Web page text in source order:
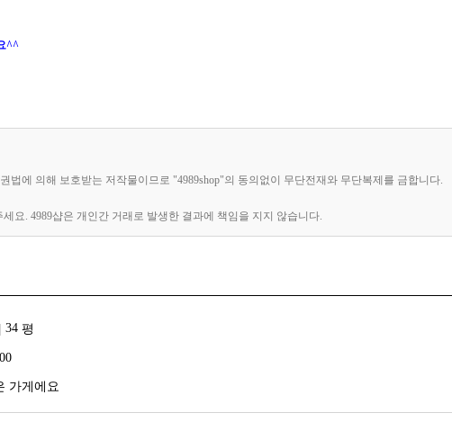
^^
법에 의해 보호받는 저작물이므로 "4989shop"의 동의없이 무단전재와 무단복제를 금합니다.
요. 4989샵은 개인간 거래로 발생한 결과에 책임을 지지 않습니다.
평
가게에요